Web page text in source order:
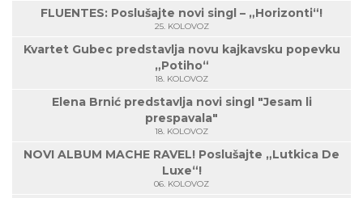
FLUENTES: Poslušajte novi singl – „Horizonti“!
25. KOLOVOZ
Kvartet Gubec predstavlja novu kajkavsku popevku
„Potiho“
18. KOLOVOZ
Elena Brnić predstavlja novi singl "Jesam li
prespavala"
18. KOLOVOZ
NOVI ALBUM MACHE RAVEL! Poslušajte „Lutkica De
Luxe“!
06. KOLOVOZ